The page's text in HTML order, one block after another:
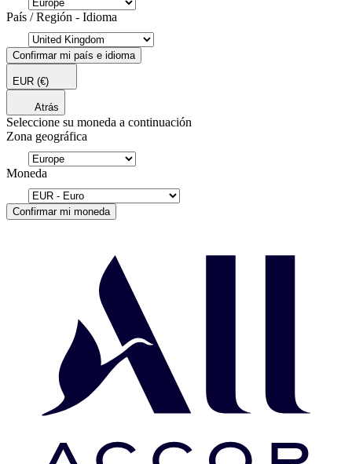
País / Región - Idioma
Confirmar mi país e idioma
EUR (€)
Atrás
Seleccione su moneda a continuación
Zona geográfica
Moneda
Confirmar mi moneda